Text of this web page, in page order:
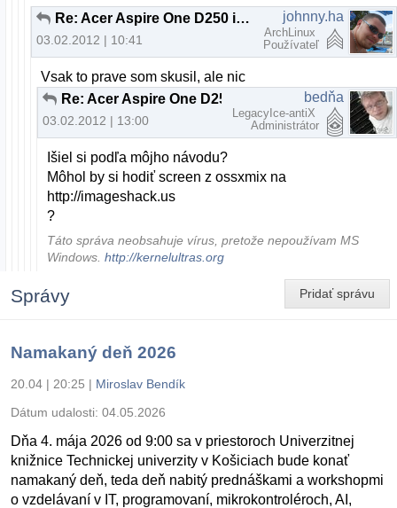
Re: Acer Aspire One D250 internal microphone
03.02.2012 | 10:41
johnny.ha
ArchLinux
Používateľ
Vsak to prave som skusil, ale nic
03.02.2012 | 13:00
bedňa
LegacyIce-antiX
Administrátor
Išiel si podľa môjho návodu?
Môhol by si hodiť screen z ossxmix na
http://imageshack.us
?
Táto správa neobsahuje vírus, pretože nepoužívam MS
Windows.http://kernelultras.org
Pridať správu
Správy
Namakaný deň 2026
20.04 | 20:25 | Miroslav Bendík
Dátum udalosti: 04.05.2026
Dňa 4. mája 2026 od 9:00 sa v priestoroch Univerzitnej
knižnice Technickej univerzity v Košiciach bude konať
namakaný deň, teda deň nabitý prednáškami a workshopmi
o vzdelávaní v IT, programovaní, mikrokontroléroch, AI,